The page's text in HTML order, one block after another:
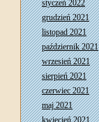
styczeń 2022
grudzień 2021
listopad 2021
październik 2021
wrzesień 2021
sierpień 2021
czerwiec 2021
maj 2021
kwiecień 2021